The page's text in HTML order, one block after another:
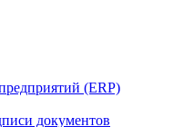
(ERP)
документов